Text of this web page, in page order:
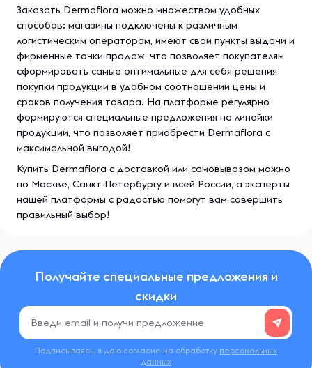
Заказать Dermaflora можно множеством удобных
способов: магазины подключены к различным
логистическим операторам, имеют свои пункты выдачи и
фирменные точки продаж, что позволяет покупателям
сформировать самые оптимальные для себя решения
покупки продукции в удобном соотношении цены и
сроков получения товара. На платформе регулярно
формируются специальные предложения на линейки
продукции, что позволяет приобрести Dermaflora с
максимальной выгодой!
Купить Dermaflora с доставкой или самовывозом можно
по Москве, Санкт-Петербургу и всей России, а эксперты
нашей платформы с радостью помогут вам совершить
правильный выбор!
Получайте специальные предложения и
скидки
Подписываясь, я даю согласие на обработку персональных
данных